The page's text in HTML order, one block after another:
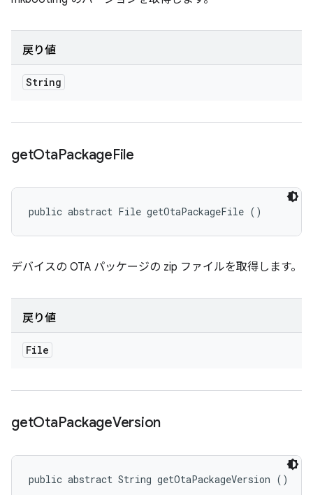
戻り値
String
getOtaPackageFile
public abstract File getOtaPackageFile ()
デバイスの OTA パッケージの zip ファイルを取得します。
戻り値
File
getOtaPackageVersion
public abstract String getOtaPackageVersion ()